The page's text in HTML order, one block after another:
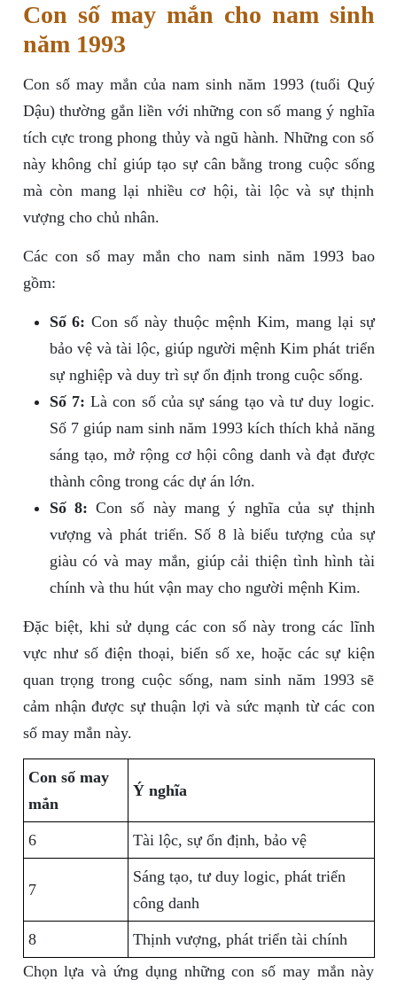
Con số may mắn cho nam sinh
năm 1993
Con số may mắn của nam sinh năm 1993 (tuổi Quý
Dậu) thường gắn liền với những con số mang ý nghĩa
tích cực trong phong thủy và ngũ hành. Những con số
này không chỉ giúp tạo sự cân bằng trong cuộc sống
mà còn mang lại nhiều cơ hội, tài lộc và sự thịnh
vượng cho chủ nhân.
Các con số may mắn cho nam sinh năm 1993 bao
gồm:
Số 6: Con số này thuộc mệnh Kim, mang lại sự
bảo vệ và tài lộc, giúp người mệnh Kim phát triển
sự nghiệp và duy trì sự ổn định trong cuộc sống.
Số 7: Là con số của sự sáng tạo và tư duy logic.
Số 7 giúp nam sinh năm 1993 kích thích khả năng
sáng tạo, mở rộng cơ hội công danh và đạt được
thành công trong các dự án lớn.
Số 8: Con số này mang ý nghĩa của sự thịnh
vượng và phát triển. Số 8 là biểu tượng của sự
giàu có và may mắn, giúp cải thiện tình hình tài
chính và thu hút vận may cho người mệnh Kim.
Đặc biệt, khi sử dụng các con số này trong các lĩnh
vực như số điện thoại, biển số xe, hoặc các sự kiện
quan trọng trong cuộc sống, nam sinh năm 1993 sẽ
cảm nhận được sự thuận lợi và sức mạnh từ các con
số may mắn này.
Con số may
mắn
Ý nghĩa
6 Tài lộc, sự ổn định, bảo vệ
7
Sáng tạo, tư duy logic, phát triển
công danh
8
Thịnh vượng, phát triển tài chính
Chọn lựa và ứng dụng những con số may mắn này